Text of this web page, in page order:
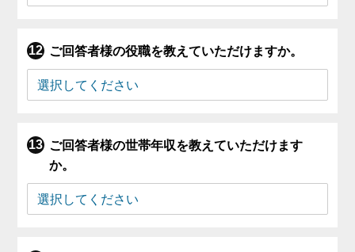
ご回答者様の役職を教えていただけますか。
ご回答者様の世帯年収を教えていただけます
か。